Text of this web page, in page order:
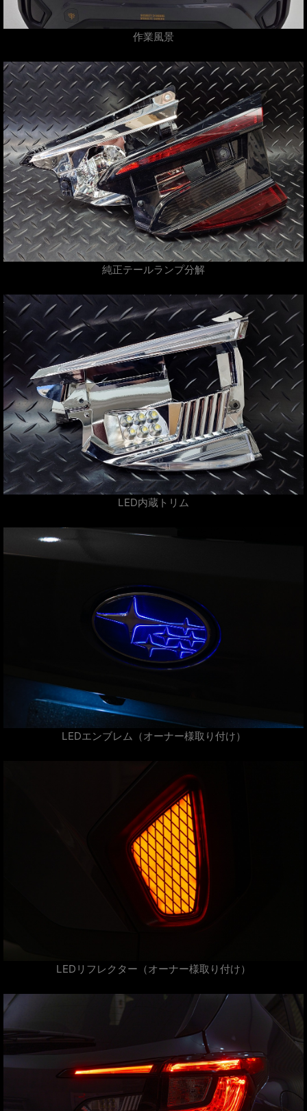
作業風景
純正テールランプ分解
LED内蔵トリム
LEDエンブレム（オーナー様取り付け）
LEDリフレクター（オーナー様取り付け）